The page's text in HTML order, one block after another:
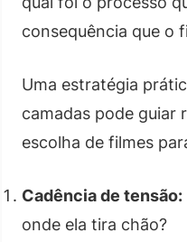
consequência que o
Uma estratégia
camadas pode guiar
escolha de filmes
Cadência de tensão:
onde ela tira chão?